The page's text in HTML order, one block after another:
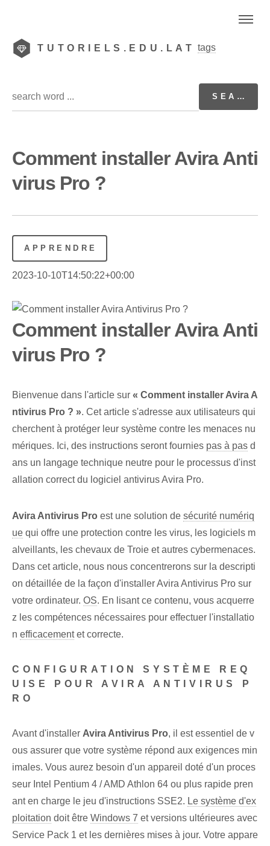
TUTORIELS.EDU.LAT tags
Comment installer Avira Anti
virus Pro ?
APPRENDRE
2023-10-10T14:50:22+00:00
Comment installer Avira Anti
virus Pro ?
Bienvenue dans l'article sur « Comment installer Avira A
ntivirus Pro ? ». Cet article s'adresse aux utilisateurs qui
cherchent à protéger leur système contre les menaces nu
mériques. Ici, des instructions seront fournies pas à pas d
ans un langage technique neutre pour le processus d'inst
allation correct du logiciel antivirus Avira Pro.
Avira Antivirus Pro est une solution de sécurité numériq
ue qui offre une protection contre les virus, les logiciels m
alveillants, les chevaux de Troie et autres cybermenaces.
Dans cet article, nous nous concentrerons sur la descripti
on détaillée de la façon d'installer Avira Antivirus Pro sur
votre ordinateur. OS. En lisant ce contenu, vous acquerre
z les compétences nécessaires pour effectuer l'installatio
n efficacementet correcte.
CONFIGURATION SYSTÈME REQ
UISE POUR AVIRA ANTIVIRUS P
RO
Avant d'installer Avira Antivirus Pro, il est essentiel de v
ous assurer que votre système répond aux exigences min
imales. Vous aurez besoin d'un appareil doté d'un proces
seur Intel Pentium 4 / AMD Athlon 64 ou plus rapide pren
ant en charge le jeu d'instructions SSE2. Le système d'ex
ploitation doit être Windows 7 et versions ultérieures avec
Service Pack 1 et les dernières mises à jour. Votre appare